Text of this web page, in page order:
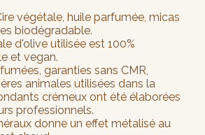
végétale, huile parfumée, micas
biodégradable.
d'olive utilisée est 100%
et vegan.
garanties sans CMR,
animales utilisées dans la
crémeux ont été élaborées
professionnels.
donne un effet métalisé au